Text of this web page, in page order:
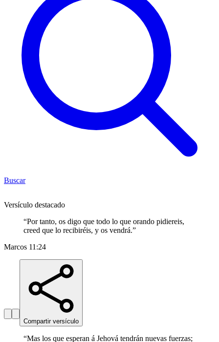
Buscar
Versículo destacado
“Por tanto, os digo que todo lo que orando pidiereis,
creed que lo recibiréis, y os vendrá.”
Marcos 11:24
Compartir versículo
“Mas los que esperan á Jehová tendrán nuevas fuerzas;